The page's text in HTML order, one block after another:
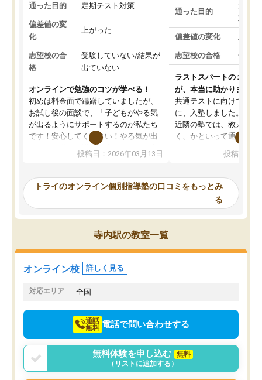
通った目的 定期テスト対策
偏差値の変
化
上がった
志望校の合
格
受験していない/結果が
出ていない
オンラインで勉強のコツが学べる！
初めは料金面で躊躇していましたが、
お試し後の面談で、「子どもがやる気
が出るようにサポートするのが私たち
です！安心してください！やる気が出
ないのは私たち講師の責任です」と言
ってくださり、確かに！と考えて、思
ったんですが、学生の先生から学ぶこ
み、徐々に成績が上がったらいいなと
思っていました。何が今足りないのか
を的確に指導いただき、子どももびっ
くりするほど楽しんでやる気を持って
塾を受けています。狙い通り、少しず
つ成績も上がり、苦手意識も無くなっ
てきたので、さらに苦手な数学も追加
でお願いしました。来年の高校受験に
投稿日：2026年03月13日
通った目的
大学
対策
偏差値の変化
志望校の合格 合格
ラストスパートの１か月
が、本当に助かりました
共通テストに向けての追
に、入塾しました。田舎
近隣の塾では、教えても
く、かといって通うには
可能なので本当に助か
らないところをピンポイ
頂いて、とてもわかり
していました。一生を
スト、多少お金がかかっ
投稿日：
トライのオンライン個別指導塾の口コミをもっとみ
る
寺内駅の教室一覧
オンライン校 詳しく見る
対応エリア 全国
通話
無料 電話で問い合わせする
無料体験を申し込む
無料
（リストに追加する）